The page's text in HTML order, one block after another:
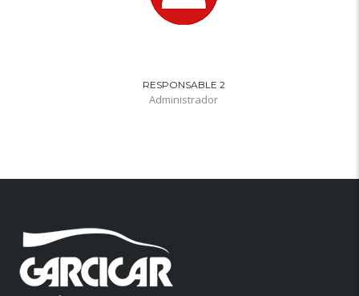
RESPONSABLE 2
Administrador